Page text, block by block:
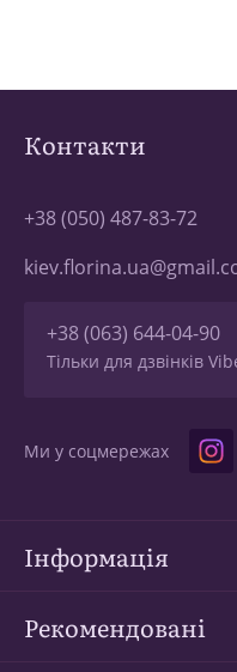
Контакти
+38 (050) 487-83-72
+38 (063) 644-04-90
Тільки для дзвінків
Ми у соцмережах
Інформація
Рекомендовані